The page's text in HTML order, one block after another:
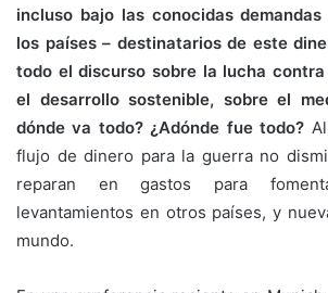
incluso bajo las conocidas
los países – destinatarios de este
todo el discurso sobre la lucha
el desarrollo sostenible, sobre el
dónde va todo? ¿Adónde fue todo?
flujo de dinero para la guerra no
reparan en gastos para
levantamientos en otros países, y
mundo.